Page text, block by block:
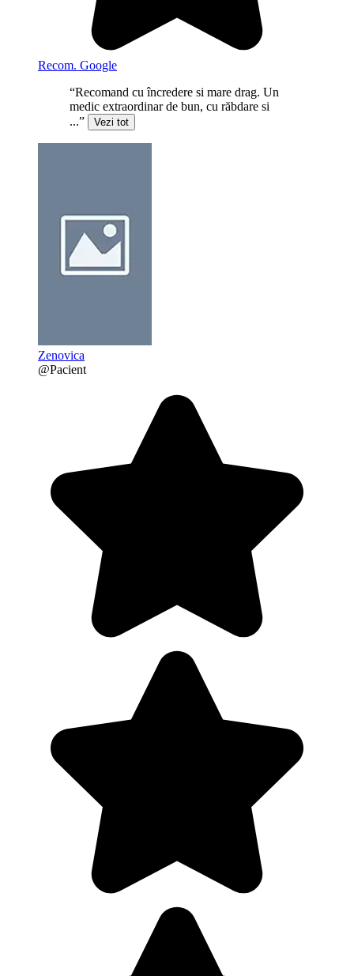
Recom. Google
“Recomand cu încredere si mare drag. Un
medic extraordinar de bun, cu răbdare si
...”
Vezi tot
Zenovica
@Pacient